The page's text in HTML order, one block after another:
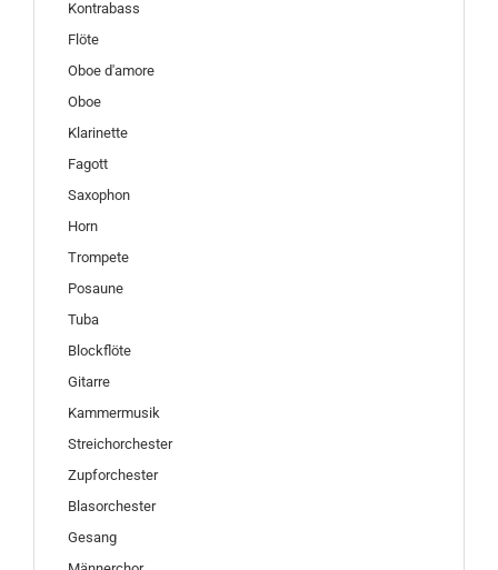
Kontrabass
Flöte
Oboe d'amore
Oboe
Klarinette
Fagott
Saxophon
Horn
Trompete
Posaune
Tuba
Blockflöte
Gitarre
Kammermusik
Streichorchester
Zupforchester
Blasorchester
Gesang